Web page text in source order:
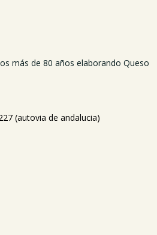
más de 80 años elaborando Queso
(autovia de andalucia)